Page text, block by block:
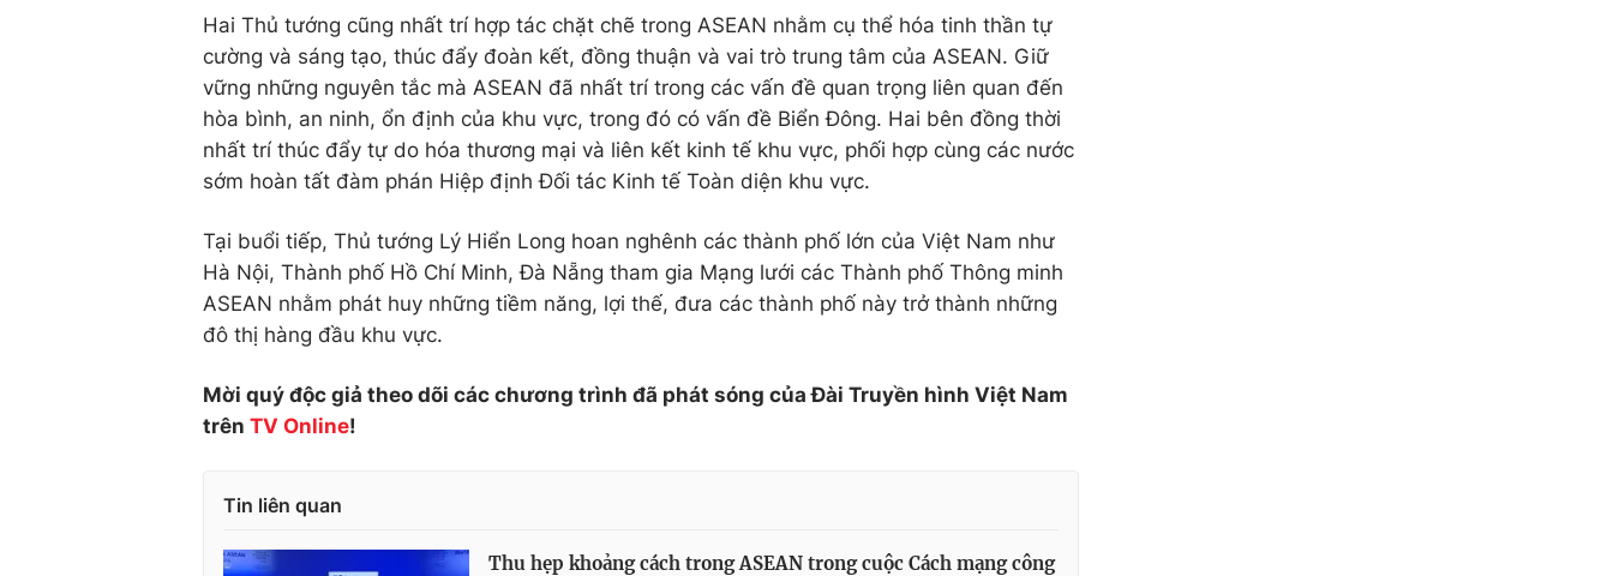
Hai Thủ tướng cũng nhất trí hợp tác chặt chẽ trong ASEAN nhằm cụ thể hóa tinh thần tự
cường và sáng tạo, thúc đẩy đoàn kết, đồng thuận và vai trò trung tâm của ASEAN. Giữ
vững những nguyên tắc mà ASEAN đã nhất trí trong các vấn đề quan trọng liên quan đến
hòa bình, an ninh, ổn định của khu vực, trong đó có vấn đề Biển Đông. Hai bên đồng thời
nhất trí thúc đẩy tự do hóa thương mại và liên kết kinh tế khu vực, phối hợp cùng các nước
sớm hoàn tất đàm phán Hiệp định Đối tác Kinh tế Toàn diện khu vực.
Tại buổi tiếp, Thủ tướng Lý Hiển Long hoan nghênh các thành phố lớn của Việt Nam như
Hà Nội, Thành phố Hồ Chí Minh, Đà Nẵng tham gia Mạng lưới các Thành phố Thông minh
ASEAN nhằm phát huy những tiềm năng, lợi thế, đưa các thành phố này trở thành những
đô thị hàng đầu khu vực.
Mời quý độc giả theo dõi các chương trình đã phát sóng của Đài Truyền hình Việt Nam
trên TV Online!
Tin liên quan
Thu hẹp khoảng cách trong ASEAN trong cuộc Cách mạng công